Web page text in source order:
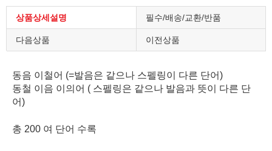
상품상세설명 필수/배송/교환/반품
다음상품 이전상품
동음 이철어 (=발음은 같으나 스펠링이 다른 단어)
동철 이음 이의어 ( 스펠링은 같으나 발음과 뜻이 다른 단
어)
총 200 여 단어 수록